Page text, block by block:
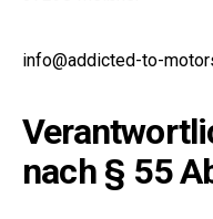
info@addicted-to-
nach § 55